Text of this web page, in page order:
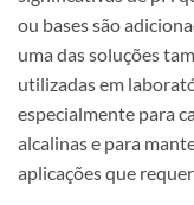
ou bases são
uma das soluções
utilizadas em
especialmente para
alcalinas e para
aplicações que